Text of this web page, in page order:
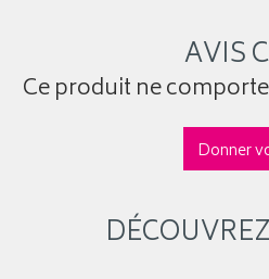
AVIS
Ce produit ne
Donner